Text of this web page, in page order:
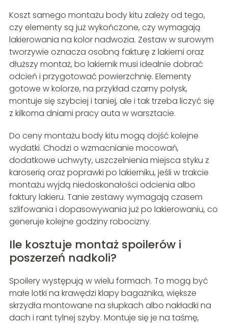
Koszt samego montażu body kitu zależy od tego,
czy elementy są już wykończone, czy wymagają
lakierowania na kolor nadwozia. Zestaw w surowym
tworzywie oznacza osobną fakturę z lakierni oraz
dłuższy montaż, bo lakiernik musi idealnie dobrać
odcień i przygotować powierzchnię. Elementy
gotowe w kolorze, na przykład czarny połysk,
montuje się szybciej i taniej, ale i tak trzeba liczyć się
z kilkoma dniami pracy auta w warsztacie.
Do ceny montażu body kitu mogą dojść kolejne
wydatki. Chodzi o wzmacnianie mocowań,
dodatkowe uchwyty, uszczelnienia miejsca styku z
karoserią oraz poprawki po lakierniku, jeśli w trakcie
montażu wyjdą niedoskonałości odcienia albo
faktury lakieru. Tanie zestawy wymagają czasem
szlifowania i dopasowywania już po lakierowaniu, co
generuje kolejne godziny robocizny.
Ile kosztuje montaż spoilerów i
poszerzeń nadkoli?
Spoilery występują w wielu formach. To mogą być
małe lotki na krawędzi klapy bagażnika, większe
skrzydła montowane na słupkach albo nakładki na
dach i rant tylnej szyby. Montuje się je na taśmę,